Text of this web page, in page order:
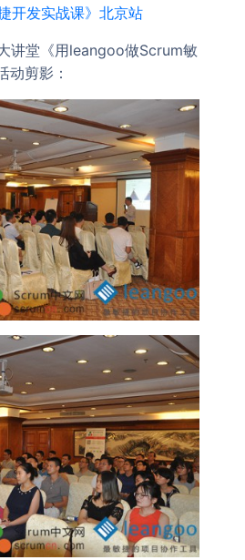
开发实战课》北京站
讲堂《用leangoo做Scrum敏
动剪影：